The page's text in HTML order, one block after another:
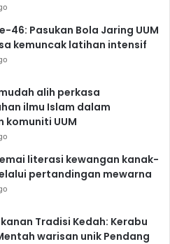
46: Pasukan Bola Jaring UUM
kemuncak latihan intensif
alih perkasa
ilmu Islam dalam
komuniti UUM
literasi kewangan kanak-
pertandingan mewarna
Tradisi Kedah: Kerabu
warisan unik Pendang